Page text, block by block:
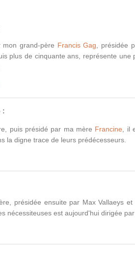
grand-père Francis Gag , présidée
plus de cinquante ans, représente une
:
puis présidé par ma mère Francine , il
la digne trace de leurs prédécesseurs.
présidée ensuite par Max Vallaeys et
nécessiteuses est aujourd'hui dirigée